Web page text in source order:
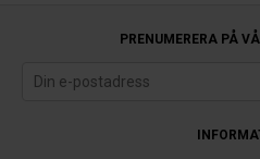
PRENUMERERA PÅ